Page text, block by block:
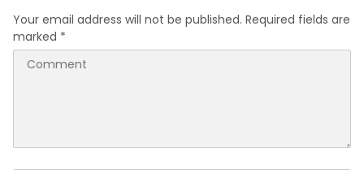
Your email address will not be published. Required fields are
marked *